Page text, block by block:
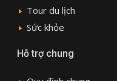
Tour du lịch
Sức khỏe
Hỗ trợ chung